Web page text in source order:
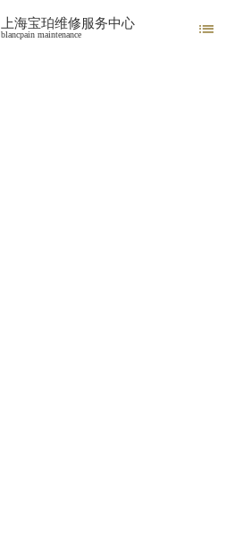
上海宝珀维修服务中心
blancpain maintenance 